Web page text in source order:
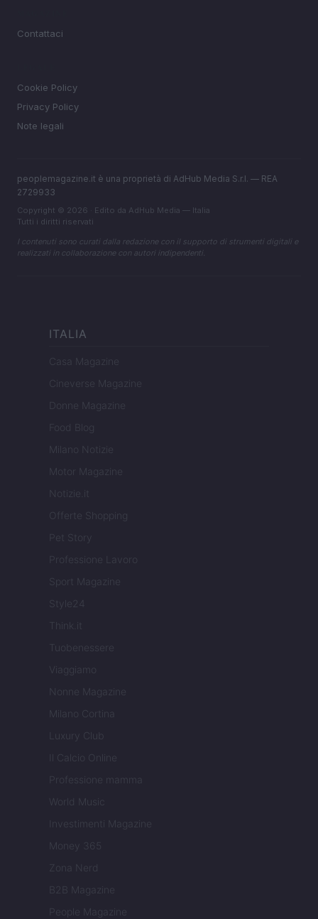
Contattaci
Cookie Policy
Privacy Policy
Note legali
peoplemagazine.it è una proprietà di AdHub Media S.r.l. — REA
2729933
Copyright © 2026 · Edito da AdHub Media — Italia
Tutti i diritti riservati
I contenuti sono curati dalla redazione con il supporto di strumenti digitali e
realizzati in collaborazione con autori indipendenti.
ITALIA
Casa Magazine
Cineverse Magazine
Donne Magazine
Food Blog
Milano Notizie
Motor Magazine
Notizie.it
Offerte Shopping
Pet Story
Professione Lavoro
Sport Magazine
Style24
Think.it
Tuobenessere
Viaggiamo
Nonne Magazine
Milano Cortina
Luxury Club
Il Calcio Online
Professione mamma
World Music
Investimenti Magazine
Money 365
Zona Nerd
B2B Magazine
People Magazine